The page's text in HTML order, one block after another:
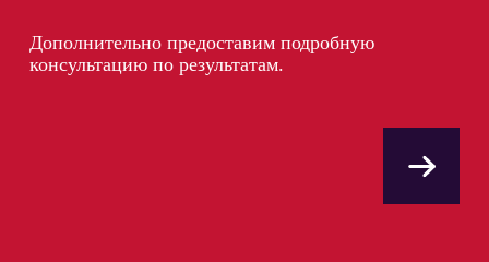
Дополнительно предоставим подробную
консультацию по результатам.